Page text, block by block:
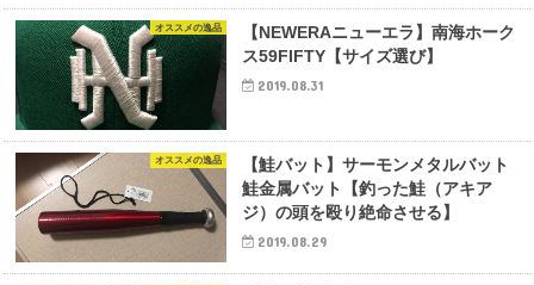
オススメの逸品
【NEWERAニューエラ】南海ホーク
ス59FIFTY【サイズ選び】
2019.08.31
オススメの逸品
【鮭バット】サーモンメタルバット
鮭金属バット【釣った鮭（アキア
ジ）の頭を殴り絶命させる】
2019.08.29